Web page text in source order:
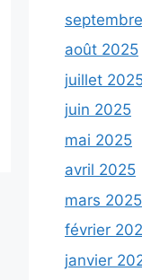
août 2025
juillet
juin 2025
mai 2025
avril 2025
mars 2025
février
janvier